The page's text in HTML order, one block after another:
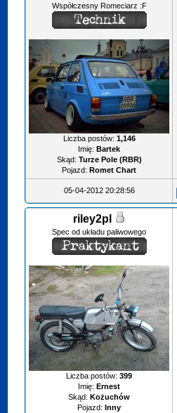
Współczesny Romeciarz :F
Liczba postów: 1,146
Imię: Bartek
Skąd: Turze Pole (RBR)
Pojazd: Romet Chart
05-04-2012 20:28:56
riley2pl
Spec od układu paliwowego
Liczba postów:399
Imię: Ernest
Skąd: Kożuchów
Pojazd: Inny